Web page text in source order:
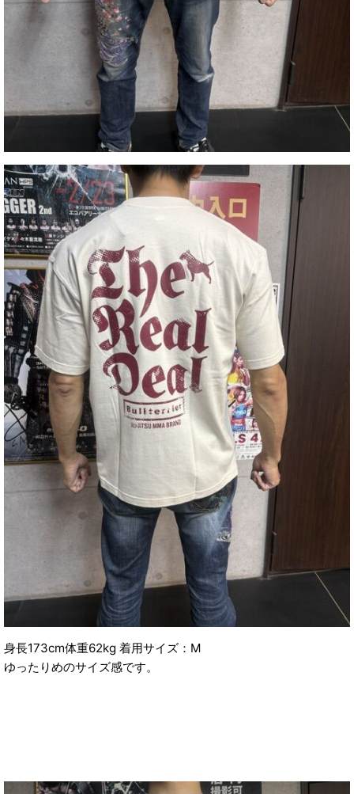
身長173cm体重62kg 着用サイズ：M
ゆったりめのサイズ感です。